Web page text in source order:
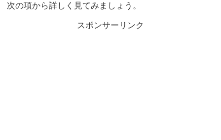
次の項から詳しく見てみましょう。
スポンサーリンク